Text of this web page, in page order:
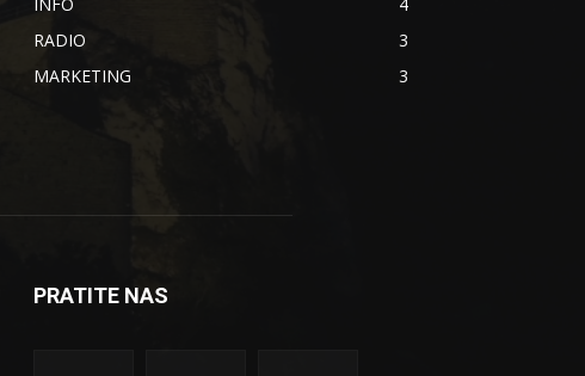
RADIO
3
MARKETING
3
PRATITE NAS